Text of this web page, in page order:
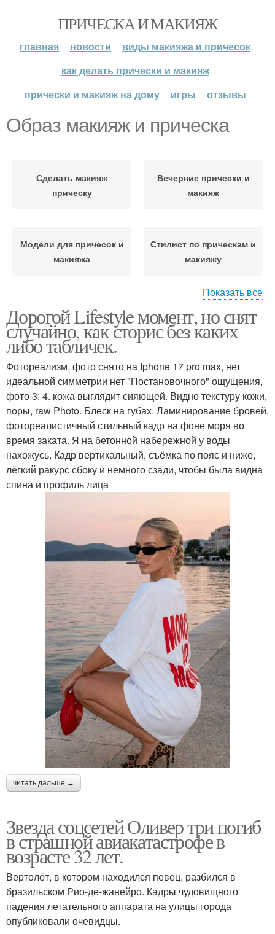
ПРИЧЕСКА И МАКИЯЖ
главная новости
виды макияжа и причесок
как делать прически и макияж
прически и макияж на дому
игры отзывы
Образ макияж и прическа
Сделать макияж
прическу
Вечерние прически и
макияж
Модели для причесок и
макияжа
Стилист по прическам и
макияжу
Стильные прически и
макияж
макияж
Макияж под прическу
Маникюр педикюр
макияж прическа
Играть в игру прически
и макияж
Игры макияж и
прически
макияжа онлайн
Прическа и макияж
бесплатно
Показать все
Дорогой Lifestyle момент, но снят
случайно, как сторис без каких
либо табличек.
Фотореализм, фото снято на Iphone 17 pro max, нет
идеальной симметрии нет "Постановочного" ощущения,
фото 3: 4. кожа выглядит сияющей. Видно текстуру кожи,
поры, raw Photo. Блеск на губах. Ламинирование бровей,
фотореалистичный стильный кадр на фоне моря во
время заката. Я на бетонной набережной у воды
нахожусь. Кадр вертикальный, съёмка по пояс и ниже,
лёгкий ракурс сбоку и немного сзади, чтобы была видна
спина и профиль лица
читать дальше →
Звезда соцсетей Оливер три погиб
в страшной авиакатастрофе в
возрасте 32 лет.
Вертолёт, в котором находился певец, разбился в
бразильском Рио-де-жанейро. Кадры чудовищного
падения летательного аппарата на улицы города
опубликовали очевидцы.